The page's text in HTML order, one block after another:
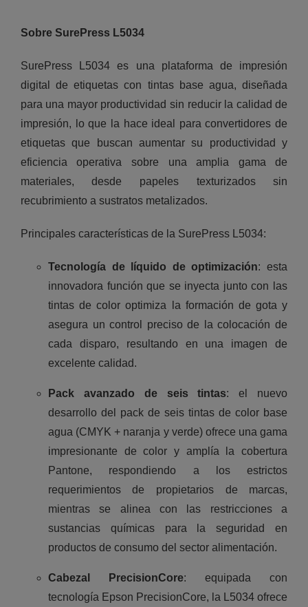
Sobre SurePress L5034
SurePress L5034 es una plataforma de impresión
digital de etiquetas con tintas base agua, diseñada
para una mayor productividad sin reducir la calidad de
impresión, lo que la hace ideal para convertidores de
etiquetas que buscan aumentar su productividad y
eficiencia operativa sobre una amplia gama de
materiales, desde papeles texturizados sin
recubrimiento a sustratos metalizados.
Principales características de la SurePress L5034:
Tecnología de líquido de optimización: esta
innovadora función que se inyecta junto con las
tintas de color optimiza la formación de gota y
asegura un control preciso de la colocación de
cada disparo, resultando en una imagen de
excelente calidad.
Pack avanzado de seis tintas: el nuevo
desarrollo del pack de seis tintas de color base
agua (CMYK + naranja y verde) ofrece una gama
impresionante de color y amplía la cobertura
Pantone, respondiendo a los estrictos
requerimientos de propietarios de marcas,
mientras se alinea con las restricciones a
sustancias químicas para la seguridad en
productos de consumo del sector alimentación.
Cabezal PrecisionCore: equipada con
tecnología Epson PrecisionCore, la L5034 ofrece